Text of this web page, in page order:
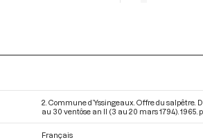
2. Commune d’Yssingeaux. Offre du salpêtre.
au 30 ventôse an II (3 au 20 mars 1794) . 1965.
Français